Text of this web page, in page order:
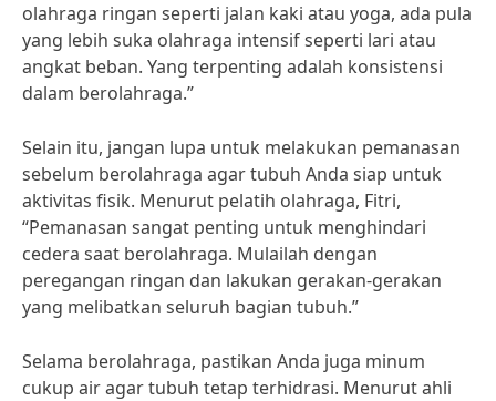
olahraga ringan seperti jalan kaki atau yoga, ada pula
yang lebih suka olahraga intensif seperti lari atau
angkat beban. Yang terpenting adalah konsistensi
dalam berolahraga.”
Selain itu, jangan lupa untuk melakukan pemanasan
sebelum berolahraga agar tubuh Anda siap untuk
aktivitas fisik. Menurut pelatih olahraga, Fitri,
“Pemanasan sangat penting untuk menghindari
cedera saat berolahraga. Mulailah dengan
peregangan ringan dan lakukan gerakan-gerakan
yang melibatkan seluruh bagian tubuh.”
Selama berolahraga, pastikan Anda juga minum
cukup air agar tubuh tetap terhidrasi. Menurut ahli